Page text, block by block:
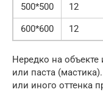
500*500
12
600*600
12
Нередко на объекте
или паста
или иного оттенка